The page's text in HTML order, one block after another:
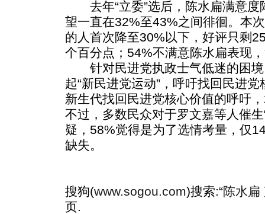
去年“立委”选后，陈水扁满意度
望一直在32%至43%之间徘徊。本
的人首次降至30%以下，好评只剩
个百分点；54%不满意陈水扁表现
针对民进党执政士气低迷的困境
起“新民进党运动”，呼吁找回民进
新生代找回民进党核心价值的呼吁
不过，多数民众对于罗文嘉等人催
疑，58%觉得是为了选情考量，仅
缺失。
搜狗(www.sogou.com)搜索:“陈水扁
页.